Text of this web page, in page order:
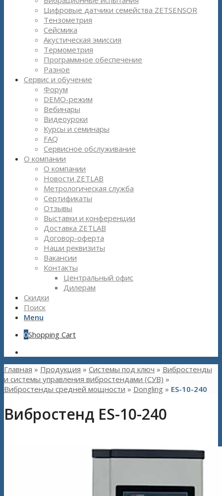
Цифровые датчики семейства ZETSENSOR
Тензометрия
Сейсмика
Акустическая эмиссия
Термометрия
Программное обеспечение
Разное
Сервис и обучение
Форум
DEMO-режим
Вебинары
Видеоуроки
Курсы и семинары
FAQ
Сервисное обслуживание
О компании
О компании
Новости ZETLAB
Метрологическая служба
Сертификаты
Отзывы
Выставки и конференции
Доставка ZETLAB
Договор-оферта
Наши реквизиты
Вакансии
Контакты
Центральный офис
Дилерам
Скидки
Поиск
Menu
0Shopping Cart
Главная » Продукция » Системы под ключ » Вибростенды
и системы управления вибростендами (СУВ) »
Вибростенды средней мощности » Dongling » ES-10-240
Вибростенд ES-10-240